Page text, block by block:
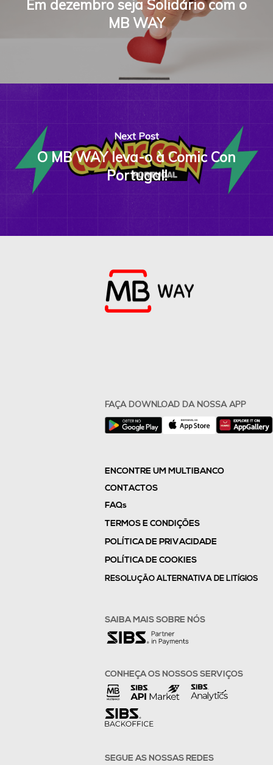
Em dezembro seja Solidário com o
MB WAY
Next Post
O MB WAY leva-o à Comic Con
Portugal!
FAÇA DOWNLOAD DA NOSSA APP
ENCONTRE UM MULTIBANCO
CONTACTOS
FAQs
TERMOS E CONDIÇÕES
POLÍTICA DE PRIVACIDADE
POLÍTICA DE COOKIES
RESOLUÇÃO ALTERNATIVA DE LITÍGIOS
SAIBA MAIS SOBRE NÓS
CONHEÇA OS NOSSOS SERVIÇOS
SEGUE AS NOSSAS REDES